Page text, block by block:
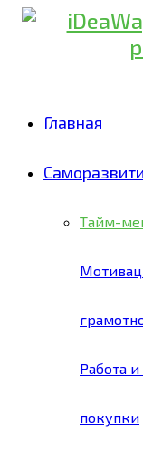
Главная
Тайм-
Работа
покупки